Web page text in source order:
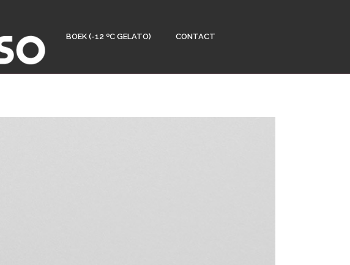
BOEK (-12 ºC GELATO) CONTACT